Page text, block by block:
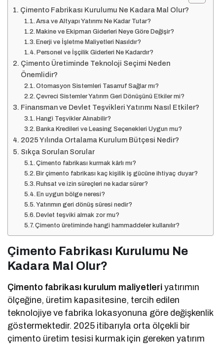
Çimento Fabrikası Kurulumu Ne Kadara Mal Olur?
Arsa ve Altyapı Yatırımı Ne Kadar Tutar?
Makine ve Ekipman Giderleri Neye Göre Değişir?
Enerji ve İşletme Maliyetleri Nasıldır?
Personel ve İşçilik Giderleri Ne Kadardır?
Çimento Üretiminde Teknoloji Seçimi Neden
Önemlidir?
Otomasyon Sistemleri Tasarruf Sağlar mı?
Çevreci Sistemler Yatırım Geri Dönüşünü Etkiler mi?
Finansman ve Devlet Teşvikleri Yatırımı Nasıl Etkiler?
Hangi Teşvikler Alınabilir?
Banka Kredileri ve Leasing Seçenekleri Uygun mu?
2025 Yılında Ortalama Kurulum Bütçesi Nedir?
Sıkça Sorulan Sorular
Çimento fabrikası kurmak kârlı mı?
Bir çimento fabrikası kaç kişilik iş gücüne ihtiyaç duyar?
Ruhsat ve izin süreçleri ne kadar sürer?
En uygun bölge neresi?
Yatırımın geri dönüş süresi nedir?
Devlet teşviki almak zor mu?
Çimento üretiminde hangi hammaddeler kullanılır?
Çimento Fabrikası Kurulumu Ne
Kadara Mal Olur?
Çimento fabrikası kurulum maliyetleri yatırımın
ölçeğine, üretim kapasitesine, tercih edilen
teknolojiye ve fabrika lokasyonuna göre değişkenlik
göstermektedir. 2025 itibarıyla orta ölçekli bir
çimento üretim tesisi kurmak için gereken yatırım